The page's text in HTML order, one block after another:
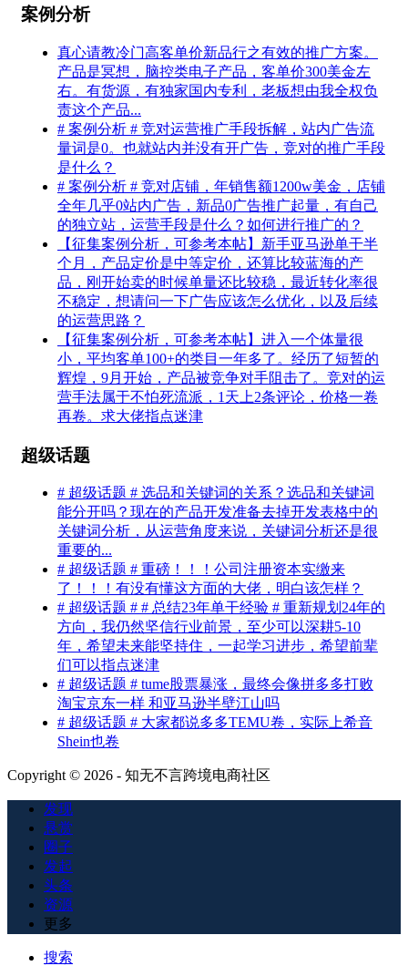
案例分析
真心请教冷门高客单价新品行之有效的推广方案。
产品是冥想，脑控类电子产品，客单价300美金左
右。有货源，有独家国内专利，老板想由我全权负
责这个产品...
# 案例分析 # 竞对运营推广手段拆解，站内广告流
量词是0。也就站内并没有开广告，竞对的推广手段
是什么？
# 案例分析 # 竞对店铺，年销售额1200w美金，店铺
全年几乎0站内广告，新品0广告推广起量，有自己
的独立站，运营手段是什么？如何进行推广的？
【征集案例分析，可参考本帖】新手亚马逊单干半
个月，产品定价是中等定价，还算比较蓝海的产
品，刚开始卖的时候单量还比较稳，最近转化率很
不稳定，想请问一下广告应该怎么优化，以及后续
的运营思路？
【征集案例分析，可参考本帖】进入一个体量很
小，平均客单100+的类目一年多了。经历了短暂的
辉煌，9月开始，产品被竞争对手阻击了。竞对的运
营手法属于不怕死流派，1天上2条评论，价格一卷
再卷。求大佬指点迷津
超级话题
# 超级话题 # 选品和关键词的关系？选品和关键词
能分开吗？现在的产品开发准备去掉开发表格中的
关键词分析，从运营角度来说，关键词分析还是很
重要的...
# 超级话题 # 重磅！！！公司注册资本实缴来
了！！！有没有懂这方面的大佬，明白该怎样？
# 超级话题 # # 总结23年单干经验 # 重新规划24年的
方向，我仍然坚信行业前景，至少可以深耕5-10
年，希望未来能坚持住，一起学习进步，希望前辈
们可以指点迷津
# 超级话题 # tume股票暴涨，最终会像拼多多打败
淘宝京东一样 和亚马逊半壁江山吗
# 超级话题 # 大家都说多多TEMU卷，实际上希音
Shein也卷
Copyright © 2026 - 知无不言跨境电商社区
发现
悬赏
圈子
发起
头条
资源
更多
搜索